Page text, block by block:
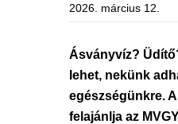
2026. március 12.
Ásványvíz?
lehet, nekünk
egészségünkre.
felajánlja az